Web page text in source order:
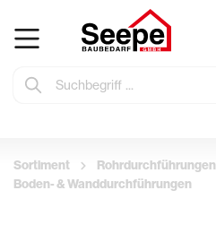
Sortiment
Rohrdurchführungen
Boden- & Wanddurchführungen